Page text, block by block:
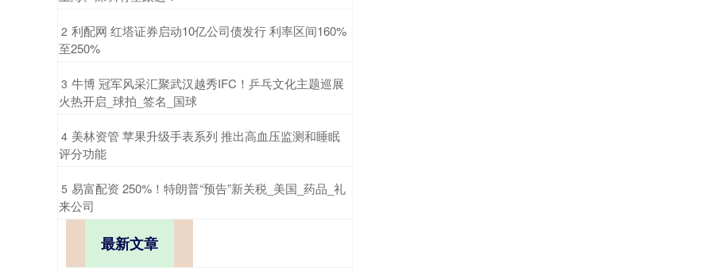
2 ​利配网 红塔证券启动10亿公司债发行 利率区间160%
至250%
3 ​牛博 冠军风采汇聚武汉越秀IFC！乒乓文化主题巡展
火热开启_球拍_签名_国球
4 ​美林资管 苹果升级手表系列 推出高血压监测和睡眠
评分功能
5 ​易富配资 250%！特朗普“预告”新关税_美国_药品_礼
来公司
最新文章